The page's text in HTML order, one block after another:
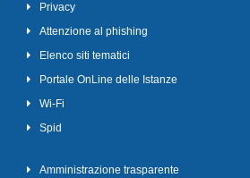
Privacy
Attenzione al phishing
Elenco siti tematici
Portale OnLine delle Istanze
Wi-Fi
Spid
Amministrazione trasparente